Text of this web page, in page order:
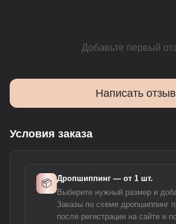
Добавьте первый
Написать отзыв
Условия заказа
📦 Дропшиппинг — от 1 шт.
Выберите нужный размер и
Заказы по схеме дропшиппинг
после регистрации на сайте и